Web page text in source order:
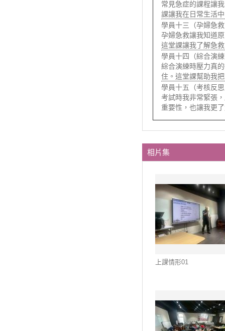
常見急症的課程讓
課讓我在日常生活
學員十三（孕婦急
孕婦急救讓我知道
這堂課讓我了解急
學員十四（綜合演
綜合演練時壓力真
住。這堂課幫助我
學員十五（考核反
考試時我非常緊張
重要性，也讓我更
相片集
上課情形01